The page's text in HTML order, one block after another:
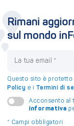
Rimani
sul mondo
Questo sito è protetto
Policy e i Termini di
Acconsento al
informativa
* Campi obbligatori